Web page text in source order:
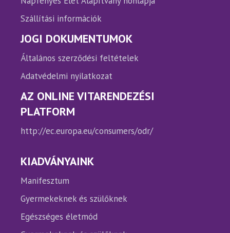
Szállítási információk
JOGI DOKUMENTUMOK
Általános szerződési feltételek
Adatvédelmi nyilatkozat
AZ ONLINE VITARENDEZÉSI
PLATFORM
http://ec.europa.eu/consumers/odr/
KIADVÁNYAINK
Manifesztum
Gyermekeknek és szülőknek
Egészséges életmód